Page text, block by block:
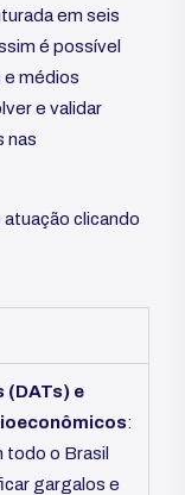
em seis
é possível
e médios
e validar
nas
atuação clicando
e
:
o Brasil
gargalos e